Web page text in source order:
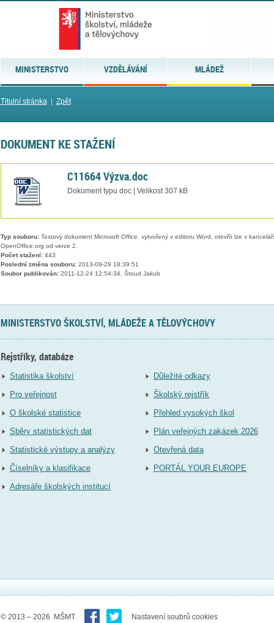
MINISTERSTVO VZDĚLÁVÁNÍ MLÁDEŽ
Titulní stránka| Zpět
DOKUMENT KE STAŽENÍ
C11664 Výzva.doc
Dokument typu doc | Velikost 307 kB
Typ souboru:Textový dokument Microsoft Office, vytvořený v editoru Word, otevřít lze v
OpenOffice.org od verze 2.
Počet stažení:443
Poslední změna souboru:2013-09-29 18:39:51
Soubor publikován:2011-12-24 12:54:34, Štoud Jakub
MINISTERSTVO ŠKOLSTVÍ, MLÁDEŽE A TĚLOVÝCHOVY
Rejstříky, databáze
Statistika školství
Pro veřejnost
O školské statistice
Sběry statistických dat
Statistické výstupy a analýzy
Číselníky a klasifikace
Adresáře školských institucí
Důležité odkazy
Školský rejstřík
Přehled vysokých škol
Plán veřejných zakázek 2026
Otevřená data
PORTÁL YOUR EUROPE
© 2013 – 2026 MŠMT Nastavení soubrů cookies